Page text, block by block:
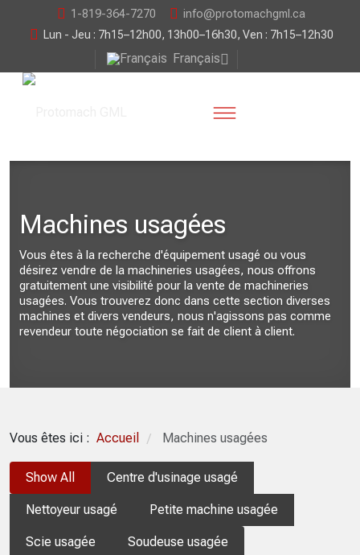
1-819-364-7270
info@protomachgml.ca
Lun - Jeu : 7h15–12h00, 13h00–16h30, Ven : 7h15–12h30
Français
Machines usagées
Vous êtes à la recherche d'équipement usagé ou vous
désirez vendre de la machineries usagées, nous offrons
gratuitement une visibilité pour la vente de machineries
usagées. Vous trouverez donc dans cette section diverses
machines et divers vendeurs, nous n'agissons pas comme
revendeur toute négociation se fait de client à client.
Vous êtes ici : Accueil / Machines usagées
Show All Centre d'usinage usagé
Nettoyeur usagé Petite machine usagée
Scie usagée Soudeuse usagée